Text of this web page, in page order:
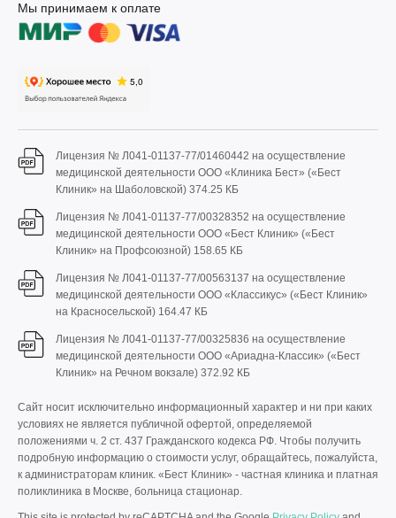
Мы принимаем к оплате
Лицензия № Л041-01137-77/01460442 на осуществление
медицинской деятельности ООО «Клиника Бест» («Бест
Клиник» на Шаболовской) 374.25 КБ
Лицензия № Л041-01137-77/00328352 на осуществление
медицинской деятельности ООО «Бест Клиник» («Бест
Клиник» на Профсоюзной) 158.65 КБ
Лицензия № Л041-01137-77/00563137 на осуществление
медицинской деятельности ООО «Классикус» («Бест Клиник»
на Красносельской) 164.47 КБ
Лицензия № Л041-01137-77/00325836 на осуществление
медицинской деятельности ООО «Ариадна-Классик» («Бест
Клиник» на Речном вокзале) 372.92 КБ
Сайт носит исключительно информационный характер и ни при каких
условиях не является публичной офертой, определяемой
положениями ч. 2 ст. 437 Гражданского кодекса РФ. Чтобы получить
подробную информацию о стоимости услуг, обращайтесь, пожалуйста,
к администраторам клиник. «Бест Клиник» - частная клиника и платная
поликлиника в Москве, больница стационар.